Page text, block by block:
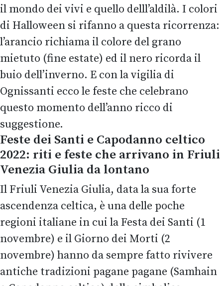
il mondo dei vivi e quello delll’aldilà. I colori
di Halloween si rifanno a questa ricorrenza:
l’arancio richiama il colore del grano
mietuto (fine estate) ed il nero ricorda il
buio dell’inverno. E con la vigilia di
Ognissanti ecco le feste che celebrano
questo momento dell’anno ricco di
suggestione.
Feste dei Santi e Capodanno celtico
2022: riti e feste che arrivano in Friuli
Venezia Giulia da lontano
Il Friuli Venezia Giulia, data la sua forte
ascendenza celtica, è una delle poche
regioni italiane in cui la Festa dei Santi (1
novembre) e il Giorno dei Morti (2
novembre) hanno da sempre fatto rivivere
antiche tradizioni pagane pagane (Samhain